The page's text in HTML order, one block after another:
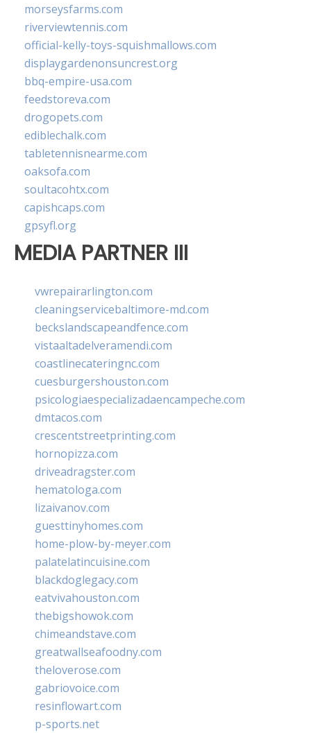
morseysfarms.com
riverviewtennis.com
official-kelly-toys-squishmallows.com
displaygardenonsuncrest.org
bbq-empire-usa.com
feedstoreva.com
drogopets.com
ediblechalk.com
tabletennisnearme.com
oaksofa.com
soultacohtx.com
capishcaps.com
gpsyfl.org
MEDIA PARTNER III
vwrepairarlington.com
cleaningservicebaltimore-md.com
beckslandscapeandfence.com
vistaaltadelveramendi.com
coastlinecateringnc.com
cuesburgershouston.com
psicologiaespecializadaencampeche.com
dmtacos.com
crescentstreetprinting.com
hornopizza.com
driveadragster.com
hematologa.com
lizaivanov.com
guesttinyhomes.com
home-plow-by-meyer.com
palatelatincuisine.com
blackdoglegacy.com
eatvivahouston.com
thebigshowok.com
chimeandstave.com
greatwallseafoodny.com
theloverose.com
gabriovoice.com
resinflowart.com
p-sports.net